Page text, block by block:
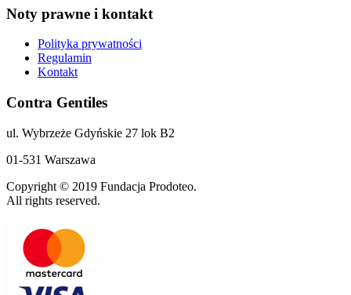
Noty prawne i kontakt
Polityka prywatności
Regulamin
Kontakt
Contra Gentiles
ul. Wybrzeże Gdyńskie 27 lok B2
01-531 Warszawa
Copyright © 2019 Fundacja Prodoteo.
All rights reserved.